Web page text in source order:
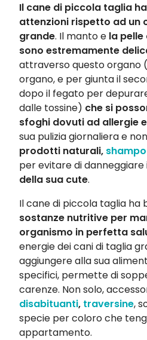
Il cane di piccola taglia
attenzioni rispetto ad un
grande. Il manto e la
sono estremamente
attraverso questo organo
organo, e per giunta il
dopo il fegato per
dalle tossine) che si
sfoghi dovuti ad allergie
sua pulizia giornaliera e
prodotti naturali,
per evitare di danneggiare
della sua cute.
Il cane di piccola taglia ha
sostanze nutritive per
organismo in perfetta
energie dei cani di taglia
aggiungere alla sua
specifici, permette di
carenze. Non solo,
disabituanti, traversine,
specie per coloro che
appartamento.